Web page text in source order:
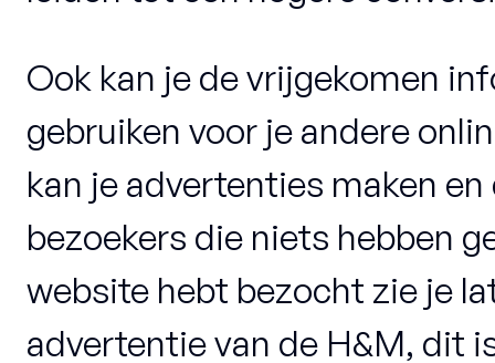
Ook kan je de vrijgekomen
gebruiken voor je andere
kan je advertenties maken
bezoekers die niets hebben
website hebt bezocht zie je
advertentie van de H&M, dit